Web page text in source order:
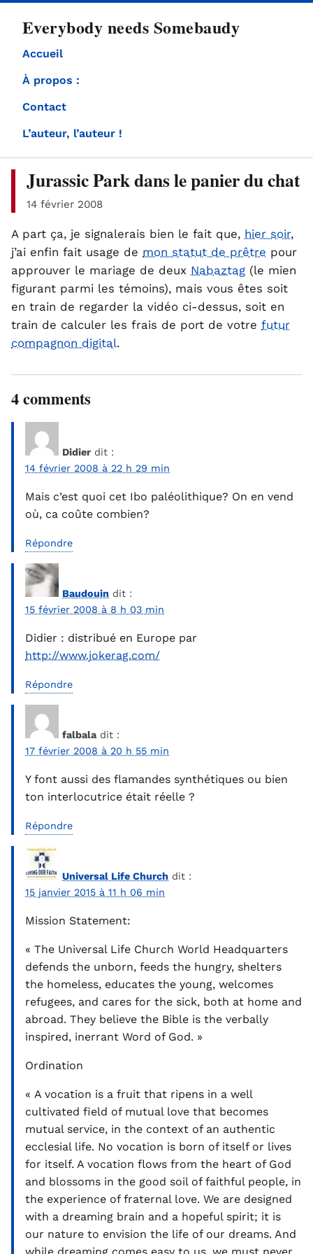
Everybody needs Somebaudy
Accueil
À propos :
Contact
L’auteur, l’auteur !
Jurassic Park dans le panier du chat
14 février 2008
A part ça, je signalerais bien le fait que, hier soir,
j’ai enfin fait usage de mon statut de prêtre pour
approuver le mariage de deux Nabaztag (le mien
figurant parmi les témoins), mais vous êtes soit
en train de regarder la vidéo ci-dessus, soit en
train de calculer les frais de port de votre futur
compagnon digital.
4 comments
Didier dit :
14 février 2008 à 22 h 29 min
Mais c’est quoi cet Ibo paléolithique? On en vend
où, ca coûte combien?
Répondre
Baudouin dit :
15 février 2008 à 8 h 03 min
Didier : distribué en Europe par
http://www.jokerag.com/
Répondre
falbala dit :
17 février 2008 à 20 h 55 min
Y font aussi des flamandes synthétiques ou bien
ton interlocutrice était réelle ?
Répondre
Universal Life Church dit :
15 janvier 2015 à 11 h 06 min
Mission Statement:
« The Universal Life Church World Headquarters
defends the unborn, feeds the hungry, shelters
the homeless, educates the young, welcomes
refugees, and cares for the sick, both at home and
abroad. They believe the Bible is the verbally
inspired, inerrant Word of God. »
Ordination
« A vocation is a fruit that ripens in a well
cultivated field of mutual love that becomes
mutual service, in the context of an authentic
ecclesial life. No vocation is born of itself or lives
for itself. A vocation flows from the heart of God
and blossoms in the good soil of faithful people, in
the experience of fraternal love. We are designed
with a dreaming brain and a hopeful spirit; it is
our nature to envision the life of our dreams. And